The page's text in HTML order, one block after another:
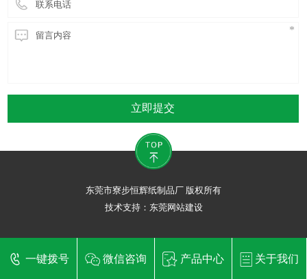
立即提交
东莞市寮步恒辉纸制品厂 版权所有
技术支持： 东莞网站建设
一键拨号 微信咨询 产品中心 关于我们